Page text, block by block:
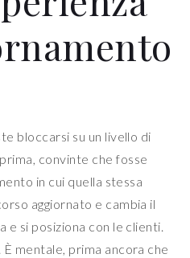
bloccarsi su un livello di
convinte che fosse
in cui quella stessa
aggiornato e cambia il
e si posiziona con le clienti.
mentale, prima ancora che